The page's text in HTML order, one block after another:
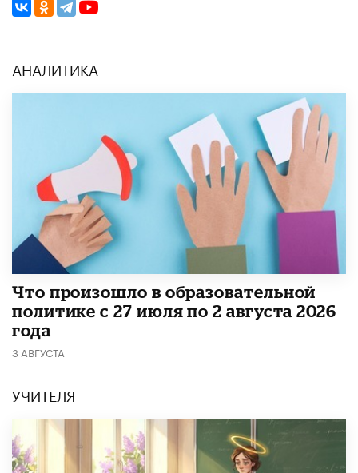
АНАЛИТИКА
​Что произошло в образовательной
политике с 27 июля по 2 августа 2026
года
3 АВГУСТА
УЧИТЕЛЯ